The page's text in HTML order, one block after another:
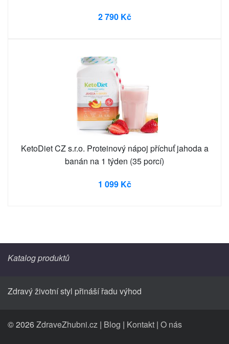
2 790 Kč
KetoDiet CZ s.r.o. Proteinový nápoj příchuť jahoda a
banán na 1 týden (35 porcí)
1 099 Kč
Katalog produktů
Zdravý životní styl přináší řadu výhod
© 2026ZdraveZhubni.cz | Blog | Kontakt | O nás